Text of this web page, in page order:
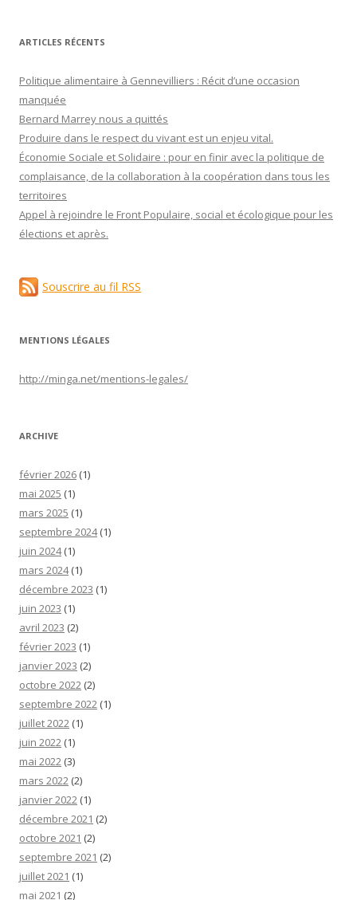
ARTICLES RÉCENTS
Politique alimentaire à Gennevilliers : Récit d’une occasion
manquée
Bernard Marrey nous a quittés
Produire dans le respect du vivant est un enjeu vital.
Économie Sociale et Solidaire : pour en finir avec la politique de
complaisance, de la collaboration à la coopération dans tous les
territoires
Appel à rejoindre le Front Populaire, social et écologique pour les
élections et après.
Souscrire au fil RSS
MENTIONS LÉGALES
http://minga.net/mentions-legales/
ARCHIVE
février 2026 (1)
mai 2025 (1)
mars 2025 (1)
septembre 2024(1)
juin 2024(1)
mars 2024(1)
décembre 2023 (1)
juin 2023 (1)
avril 2023 (2)
février 2023 (1)
janvier 2023 (2)
octobre 2022 (2)
septembre 2022 (1)
juillet 2022 (1)
juin 2022 (1)
mai 2022 (3)
mars 2022 (2)
janvier 2022 (1)
décembre 2021 (2)
octobre 2021 (2)
septembre 2021 (2)
juillet 2021 (1)
mai 2021 (2)